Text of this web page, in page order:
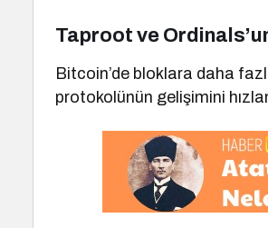
Taproot ve
Bitcoin’de bloklara daha
protokolünün gelişimini